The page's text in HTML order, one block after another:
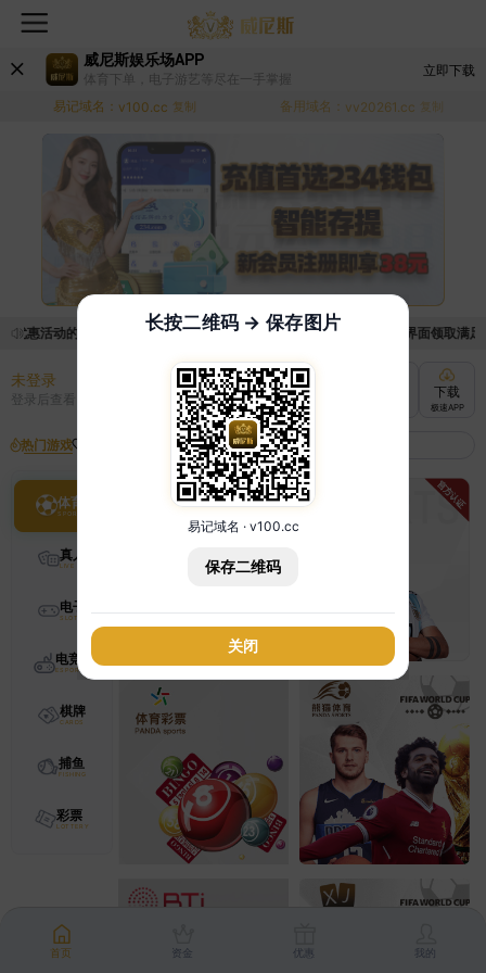
威尼斯娱乐场APP
体育下单，电子游艺等尽在一手掌握
立即下载
易记域名： v100.cc 复制 备用域名： vv20261.cc 复制
优惠活动的手续麻烦，已新增优惠系统，现在可以前往【福利中心】界面领取满
未登录
登录后查看 充值
快速到账
下载
极速APP
热门游戏
体育
真人
电子
电竞
棋牌
捕鱼
彩票
首页 资金 优惠 我的
长按二维码 → 保存图片
易记域名 · v100.cc
保存二维码
关闭